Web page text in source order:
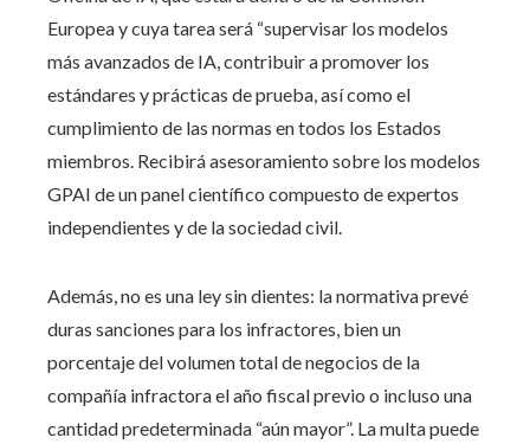
Europea y cuya tarea será “supervisar los modelos
más avanzados de IA, contribuir a promover los
estándares y prácticas de prueba, así como el
cumplimiento de las normas en todos los Estados
miembros. Recibirá asesoramiento sobre los modelos
GPAI de un panel científico compuesto de expertos
independientes y de la sociedad civil.
Además, no es una ley sin dientes: la normativa prevé
duras sanciones para los infractores, bien un
porcentaje del volumen total de negocios de la
compañía infractora el año fiscal previo o incluso una
cantidad predeterminada “aún mayor”. La multa puede